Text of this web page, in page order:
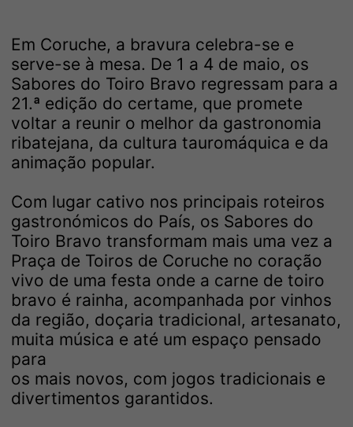
Em Coruche, a bravura celebra-se e
serve-se à mesa. De 1 a 4 de maio, os
Sabores do Toiro Bravo regressam para a
21.ª edição do certame, que promete
voltar a reunir o melhor da gastronomia
ribatejana, da cultura tauromáquica e da
animação popular.
Com lugar cativo nos principais roteiros
gastronómicos do País, os Sabores do
Toiro Bravo transformam mais uma vez a
Praça de Toiros de Coruche no coração
vivo de uma festa onde a carne de toiro
bravo é rainha, acompanhada por vinhos
da região, doçaria tradicional, artesanato,
muita música e até um espaço pensado
para
os mais novos, com jogos tradicionais e
divertimentos garantidos.